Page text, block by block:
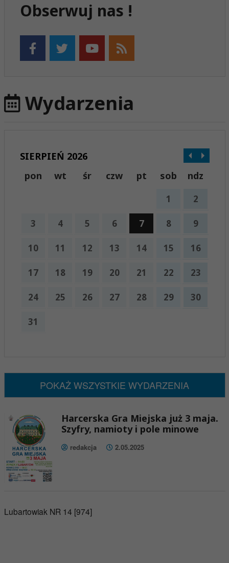
Obserwuj nas !
Wydarzenia
SIERPIEŃ 2026
pon
wt śr czw pt sob ndz
1 2
3 4 5 6 7 8 9
10 11 12 13 14 15 16
17 18 19 20 21 22 23
24 25 26 27 28 29 30
31
POKAŻ WSZYSTKIE WYDARZENIA
Harcerska Gra Miejska już 3 maja.
Szyfry, namioty i pole minowe
redakcja 2.05.2025
Lubartowiak NR 14 [974]